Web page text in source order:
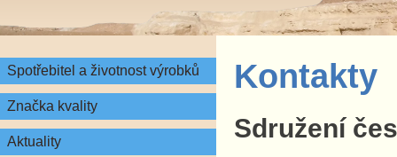
Spotřebitel a životnost výrobků
Značka kvality
Aktuality
Kontakty
Sdružení